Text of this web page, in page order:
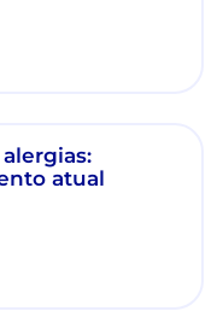
atual